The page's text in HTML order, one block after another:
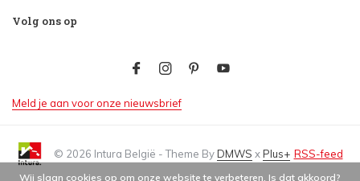
Volg ons op
Meld je aan voor onze nieuwsbrief
© 2026 Intura België - Theme ByDMWS xPlus+ RSS-feed
Wij slaan cookies op om onze website te verbeteren. Is dat akkoord?